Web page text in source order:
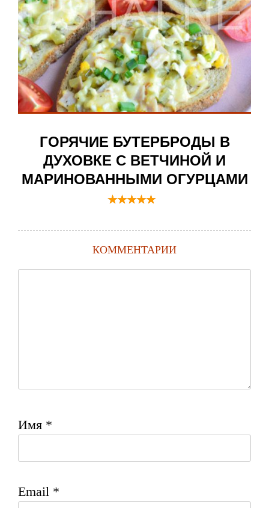
ГОРЯЧИЕ БУТЕРБРОДЫ В
ДУХОВКЕ С ВЕТЧИНОЙ И
МАРИНОВАННЫМИ ОГУРЦАМИ
КОММЕНТАРИИ
Имя *
Email *